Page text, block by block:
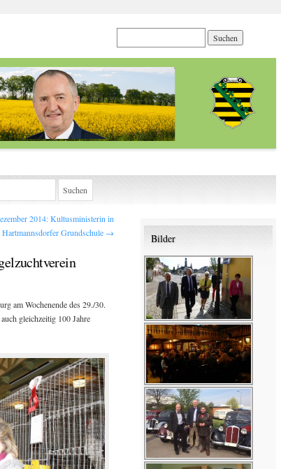
2014: Kultusministerin in
Hartmannsdorfer Grundschule →
am Wochenende des 29./30.
gleichzeitig 100 Jahre
Bilder